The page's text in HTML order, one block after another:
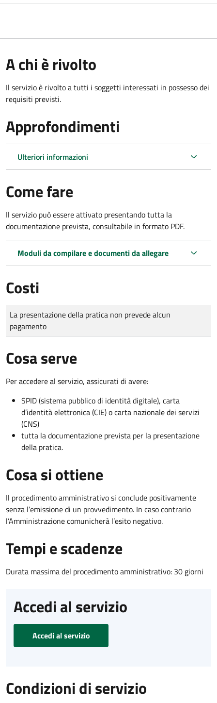
A chi è rivolto
Il servizio è rivolto a tutti i soggetti interessati in possesso dei
requisiti previsti.
Approfondimenti
Ulteriori informazioni
Come fare
Il servizio può essere attivato presentando tutta la
documentazione prevista, consultabile in formato PDF.
Moduli da compilare e documenti da allegare
Costi
Tipo di pagamento
Importo
La presentazione della pratica non prevede alcun
pagamento
Cosa serve
Per accedere al servizio, assicurati di avere:
SPID (sistema pubblico di identità digitale), carta
d’identità elettronica (CIE) o carta nazionale dei servizi
(CNS)
tutta la documentazione prevista per la presentazione
della pratica.
Cosa si ottiene
Il procedimento amministrativo si conclude positivamente
senza l’emissione di un provvedimento. In caso contrario
l’Amministrazione comunicherà l’esito negativo.
Tempi e scadenze
Durata massima del procedimento amministrativo: 30 giorni
Accedi al servizio
Accedi al servizio
Condizioni di servizio